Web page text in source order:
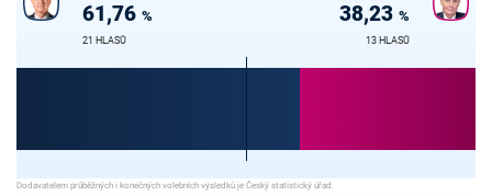
61,76 %
21 HLASŮ
38,23 %
13 HLASŮ